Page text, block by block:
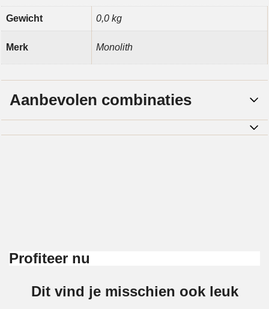
Gewicht 0,0 kg
Merk Monolith
Aanbevolen combinaties
Profiteer nu
Dit vind je misschien ook leuk